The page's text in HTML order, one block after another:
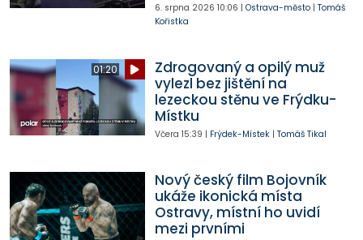
6. srpna 2026 10:06 | Ostrava-město| Tomáš
Kořistka
01:20
Zdrogovaný a opilý muž
vylezl bez jištění na
lezeckou stěnu ve Frýdku-
Místku
Včera 15:39 | Frýdek-Místek| Tomáš Tikal
Nový český film Bojovník
ukáže ikonická místa
Ostravy, místní ho uvidí
mezi prvními